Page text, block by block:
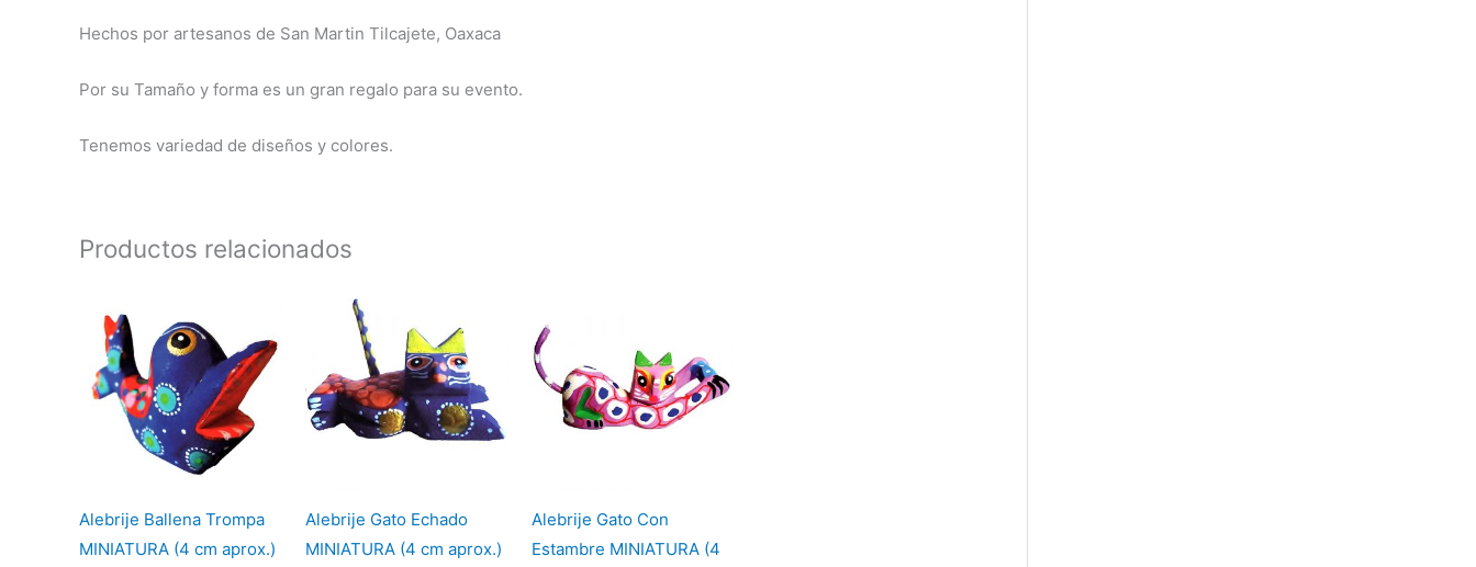
Hechos por artesanos de San Martin Tilcajete, Oaxaca
Por su Tamaño y forma es un gran regalo para su evento.
Tenemos variedad de diseños y colores.
Productos relacionados
Alebrije Ballena Trompa
MINIATURA (4 cm aprox.)
Alebrije Gato Echado
MINIATURA (4 cm aprox.)
Alebrije Gato Con
Estambre MINIATURA (4